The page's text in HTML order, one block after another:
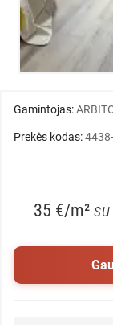
Gamintojas:
Prekės kodas:
35 €/m²